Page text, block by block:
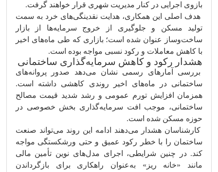
بازوی اجرایی در کنار مدیریت شهری قرار خواهند گرفت.
هدف اصلی این همکاری، هدایت نقدینگی‌های خرد به سمت
تولید مسکن و جلوگیری از خروج سرمایه‌ها از بازار
ساخت‌وساز عنوان شده است؛ بازاری که طی ماه‌های اخیر
با کاهش معاملات و رکود نسبی مواجه بوده است.
هشدار رکود و کاهش سرمایه‌گذاری ساختمانی
بررسی آمارهای رسمی نشان می‌دهد صدور پروانه‌های
ساختمانی در ماه‌های اخیر روندی کاهشی داشته است.
همزمان افزایش تورم عمومی و رشد شدید قیمت مصالح
ساختمانی، موجب افت سرمایه‌گذاری بخش خصوصی در
حوزه مسکن شده است.
کارشناسان هشدار می‌دهند ادامه این روند می‌تواند صنعت
ساختمان را با خطر رکود عمیق و حتی ورشکستگی مواجه
کند. در چنین شرایطی، اجرای مدل‌های نوین تأمین مالی
مانند «خانه ریز» به‌عنوان راهکاری برای بازگرداندن